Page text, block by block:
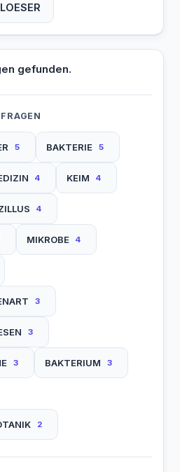
gefunden.
5 BAKTERIE 5
4 KEIM 4
4
MIKROBE 4
3
3
3 BAKTERIUM 3
2